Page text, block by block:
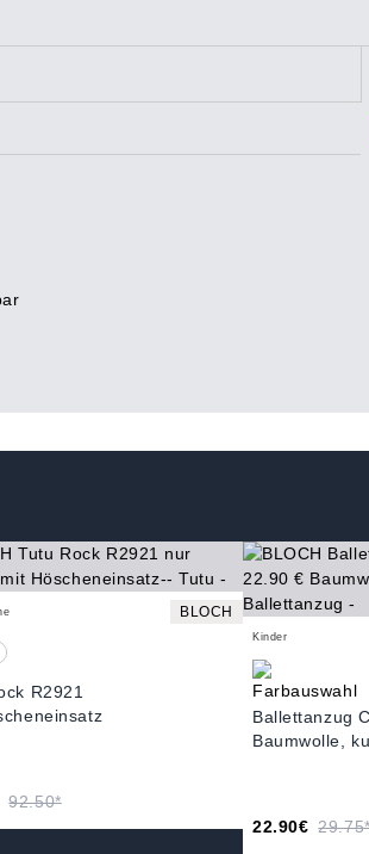
BLOCH
R2921
92.50*
Kinder
Ballettanzug
Baumwolle,
22.90€